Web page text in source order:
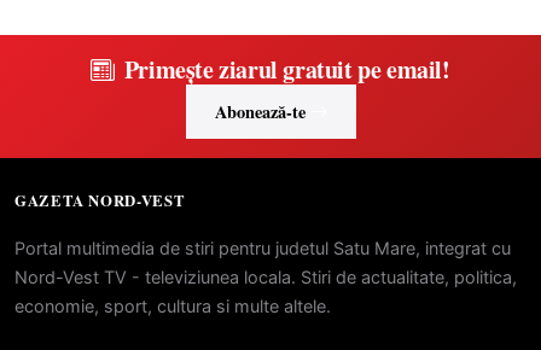
Primește ziarul gratuit pe email!
Abonează-te
GAZETA NORD-VEST
Portal multimedia de stiri pentru judetul Satu Mare, integrat cu
Nord-Vest TV - televiziunea locala. Stiri de actualitate, politica,
economie, sport, cultura si multe altele.